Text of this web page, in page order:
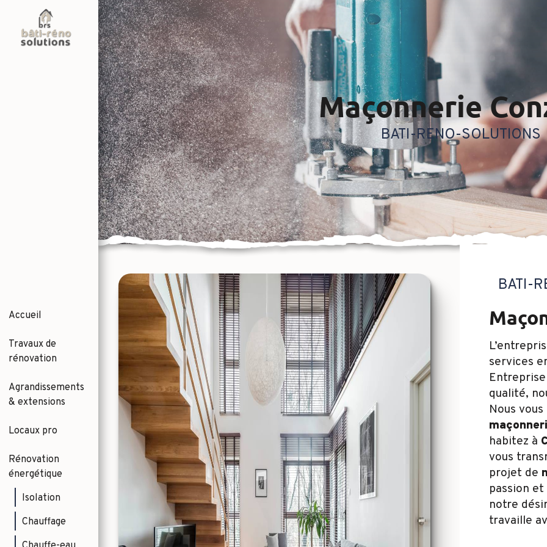
Accueil
Travaux de
rénovation
Agrandissements
& extensions
Locaux pro
Rénovation
énergétique
Isolation
Chauffage
maçonnerie
BATI-RENO-SOLUTIONS
BATI-
services
qualité,
Nous
habitez à
vous
projet de
passion
notre
travaille
Panneau de gestion des cookies